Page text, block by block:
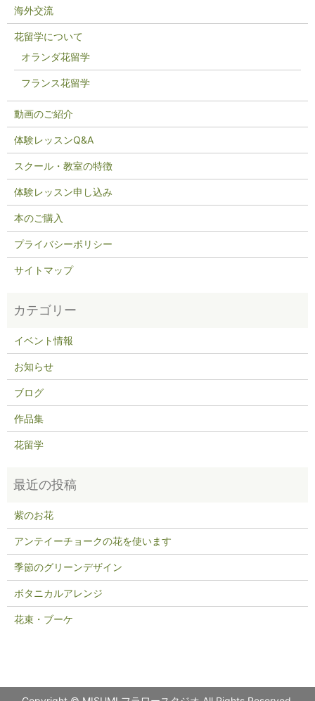
海外交流
花留学について
オランダ花留学
フランス花留学
動画のご紹介
体験レッスンQ&A
スクール・教室の特徴
体験レッスン申し込み
本のご購入
プライバシーポリシー
サイトマップ
イベント情報
お知らせ
ブログ
作品集
花留学
紫のお花
アンテイーチョークの花を使います
季節のグリーンデザイン
ボタニカルアレンジ
花束・ブーケ